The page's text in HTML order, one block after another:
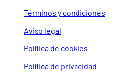
Términos y condiciones
Aviso legal
Política de cookies
Política de privacidad